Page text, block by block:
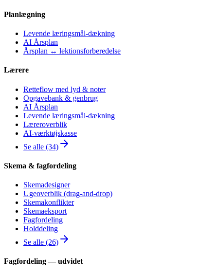
Planlægning
Levende læringsmål-dækning
AI Årsplan
Årsplan ↔ lektionsforberedelse
Lærere
Retteflow med lyd & noter
Opgavebank & genbrug
AI Årsplan
Levende læringsmål-dækning
Læreroverblik
AI-værktøjskasse
Se alle (34)
Skema & fagfordeling
Skemadesigner
Ugeoverblik (drag-and-drop)
Skemakonflikter
Skemaeksport
Fagfordeling
Holddeling
Se alle (26)
Fagfordeling — udvidet